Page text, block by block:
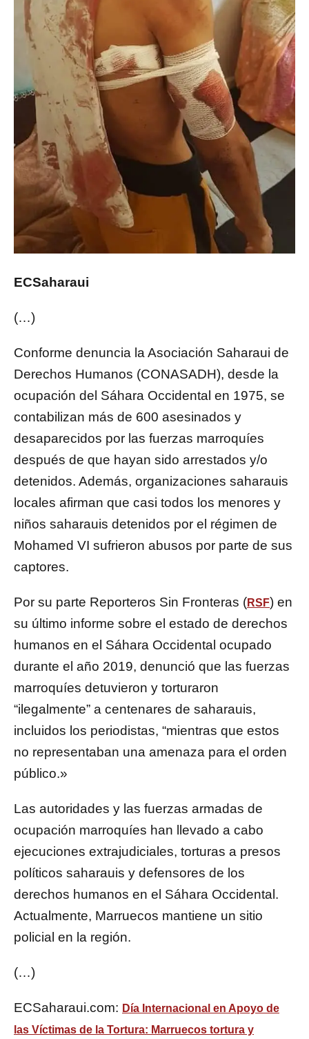
ECSaharaui
(…)
Conforme denuncia la Asociación Saharaui de
Derechos Humanos (CONASADH), desde la
ocupación del Sáhara Occidental en 1975, se
contabilizan más de 600 asesinados y
desaparecidos por las fuerzas marroquíes
después de que hayan sido arrestados y/o
detenidos. Además, organizaciones saharauis
locales afirman que casi todos los menores y
niños saharauis detenidos por el régimen de
Mohamed VI sufrieron abusos por parte de sus
captores.
Por su parte Reporteros Sin Fronteras (RSF) en
su último informe sobre el estado de derechos
humanos en el Sáhara Occidental ocupado
durante el año 2019, denunció que las fuerzas
marroquíes detuvieron y torturaron
“ilegalmente” a centenares de saharauis,
incluidos los periodistas, “mientras que estos
no representaban una amenaza para el orden
público.»
Las autoridades y las fuerzas armadas de
ocupación marroquíes han llevado a cabo
ejecuciones extrajudiciales, torturas a presos
políticos saharauis y defensores de los
derechos humanos en el Sáhara Occidental.
Actualmente, Marruecos mantiene un sitio
policial en la región.
(…)
ECSaharaui.com: Día Internacional en Apoyo de
las Víctimas de la Tortura: Marruecos tortura y